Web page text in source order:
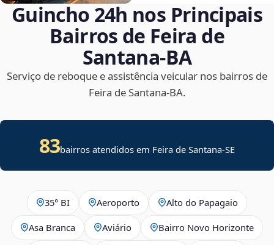
Guincho 24h nos Principais
Bairros de Feira de
Santana‑BA
Serviço de reboque e assistência veicular nos bairros de
Feira de Santana‑BA.
83bairros atendidos em Feira de Santana-SE
35° BI Aeroporto Alto do Papagaio
Asa Branca Aviário Bairro Novo Horizonte